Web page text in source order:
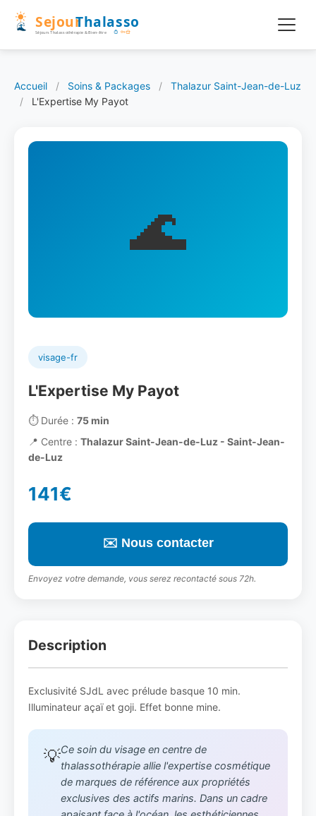
Accueil / Soins & Packages /
Thalazur Saint-Jean-de-Luz
/
L'Expertise My Payot
🌊
visage-fr
L'Expertise My Payot
⏱️Durée : 75 min
📍 Centre : Thalazur Saint-Jean-de-Luz - Saint-Jean-
de-Luz
141€
✉️ Nous contacter
Envoyez votre demande, vous serez recontacté sous 72h.
Description
Exclusivité SJdL avec prélude basque 10 min.
Illuminateur açaï et goji. Effet bonne mine.
💡Ce soin du visage en centre de
thalassothérapie allie l'expertise cosmétique
de marques de référence aux propriétés
exclusives des actifs marins. Dans un cadre